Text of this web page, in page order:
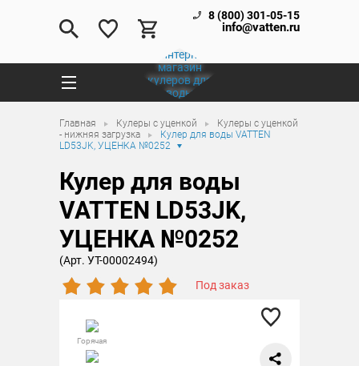
8 (800) 301-05-15
info@vatten.ru
Главная Кулеры с уценкой
Кулеры с уценкой
- нижняя загрузка
Кулер для воды VATTEN
LD53JK, УЦЕНКА №0252
Кулер для воды
VATTEN LD53JK,
УЦЕНКА №0252
(Арт. УТ-00002494)
Под заказ
Горячая